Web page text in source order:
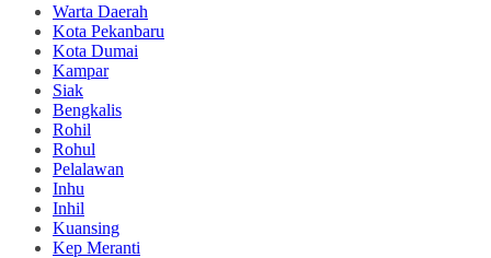
Warta Daerah
Kota Pekanbaru
Kota Dumai
Kampar
Siak
Bengkalis
Rohil
Rohul
Pelalawan
Inhu
Inhil
Kuansing
Kep Meranti